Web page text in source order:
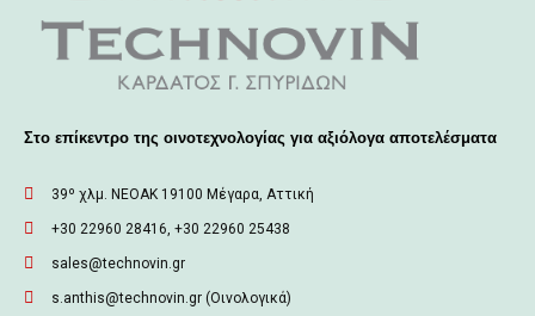
Στο επίκεντρο της οινοτεχνολογίας για αξιόλογα αποτελέσματα
39º χλμ. ΝΕΟΑΚ 19100 Mέγαρα, Αττική
+30 22960 28416, +30 22960 25438
sales@technovin.gr
s.anthis@technovin.gr (Οινολογικά)